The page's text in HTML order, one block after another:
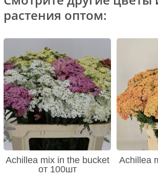
растения оптом:
Achillea mix in the bucket
от 100шт
Achillea